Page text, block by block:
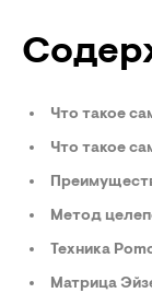
Что такое
Что такое
Метод
Техника
Матрица